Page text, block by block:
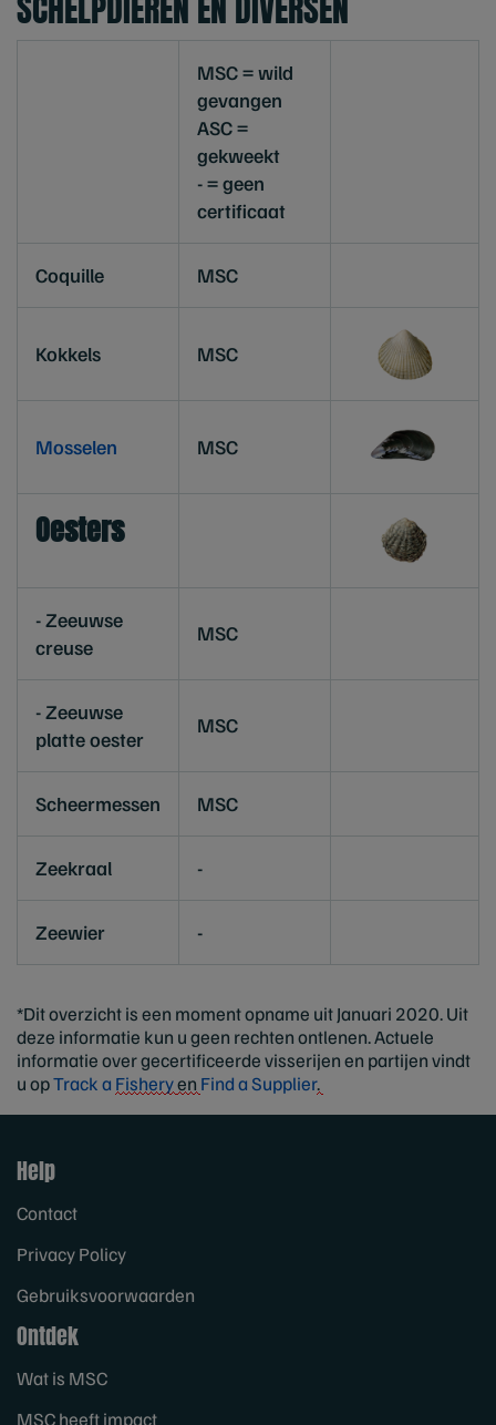
MSC = wild
gevangen
ASC =
gekweekt
- = geen
certificaat
Coquille MSC
Kokkels MSC
Mosselen MSC
Oesters
- Zeeuwse
creuse
MSC
- Zeeuwse
platte oester
MSC
Scheermessen MSC
Zeekraal -
Zeewier -
*Dit overzicht is een moment opname uit Januari 2020. Uit
deze informatie kun u geen rechten ontlenen. Actuele
informatie over gecertificeerde visserijen en partijen vindt
u opTrack a Fisheryen Find a Supplier.
Help
Contact
Privacy Policy
Gebruiksvoorwaarden
Ontdek
Wat is MSC
MSC heeft impact